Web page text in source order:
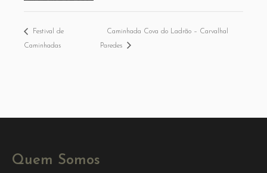
Festival de
Caminhadas
Caminhada Cova do Ladrão – Carvalhal
Paredes
Quem Somos